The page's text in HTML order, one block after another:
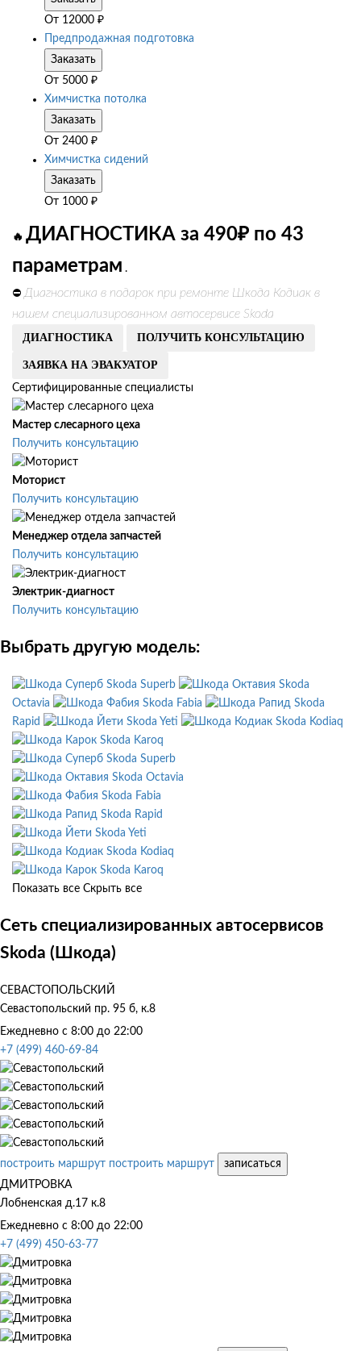
От 12000 ₽
Предпродажная подготовка
Заказать
От 5000 ₽
Химчистка потолка
Заказать
От 2400 ₽
Химчистка сидений
Заказать
От 1000 ₽
🔥 ДИАГНОСТИКА за 490₽ по 43
параметрам .
⛔ Диагностика в подарок при ремонте Шкода Кодиак в
нашем специализированном автосервисе Skoda
ДИАГНОСТИКА ПОЛУЧИТЬ КОНСУЛЬТАЦИЮ
ЗАЯВКА НА ЭВАКУАТОР
Сертифицированные специалисты
Мастер слесарного цеха
Получить консультацию
Моторист
Получить консультацию
Менеджер отдела запчастей
Получить консультацию
Электрик-диагност
Получить консультацию
Выбрать другую модель:
Skoda Superb
Skoda
Octavia
Skoda Fabia
Skoda
Rapid
Skoda Yeti
Skoda Kodiaq
Skoda Karoq
Skoda Superb
Skoda Octavia
Skoda Fabia
Skoda Rapid
Skoda Yeti
Skoda Kodiaq
Skoda Karoq
Показать все Скрыть все
Сеть специализированных автосервисов
Skoda (Шкода)
СЕВАСТОПОЛЬСКИЙ
Севастопольский пр. 95 б, к.8
Ежедневно с 8:00 до 22:00
+7 (499) 460-69-84
построить маршрут построить маршрут
записаться
ДМИТРОВКА
Лобненская д.17 к.8
Ежедневно с 8:00 до 22:00
+7 (499) 450-63-77